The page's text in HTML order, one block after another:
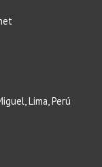
Lima, Perú